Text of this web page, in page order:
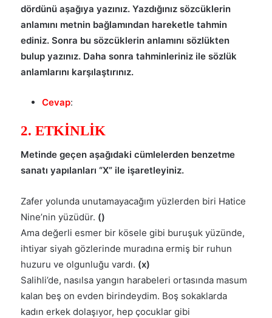
dördünü aşağıya yazınız. Yazdığınız sözcüklerin
anlamını metnin bağlamından hareketle tahmin
ediniz. Sonra bu sözcüklerin anlamını sözlükten
bulup yazınız. Daha sonra tahminleriniz ile sözlük
anlamlarını karşılaştırınız.
Cevap:
2. ETKİNLİK
Metinde geçen aşağıdaki cümlelerden benzetme
sanatı yapılanları “X” ile işaretleyiniz.
Zafer yolunda unutamayacağım yüzlerden biri Hatice
Nine’nin yüzüdür. ()
Ama değerli esmer bir kösele gibi buruşuk yüzünde,
ihtiyar siyah gözlerinde muradına ermiş bir ruhun
huzuru ve olgunluğu vardı. (x)
Salihli’de, nasılsa yangın harabeleri ortasında masum
kalan beş on evden birindeydim. Boş sokaklarda
kadın erkek dolaşıyor, hep çocuklar gibi